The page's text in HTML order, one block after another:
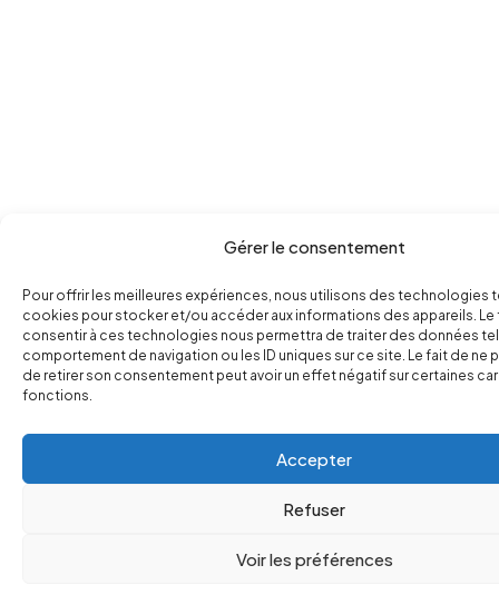
Gérer le consentement
Pour offrir les meilleures expériences, nous utilisons des technologies
cookies pour stocker et/ou accéder aux informations des appareils. Le
consentir à ces technologies nous permettra de traiter des données
comportement de navigation ou les ID uniques sur ce site. Le fait de ne
de retirer son consentement peut avoir un effet négatif sur certaines
fonctions.
Accepter
Refuser
Voir les préférences